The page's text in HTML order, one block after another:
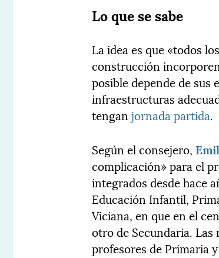
Lo que se sabe
La idea es que «todos
construcción
posible depende de sus
infraestructuras
tenganjornada partida.
Según el consejero,
complicación» para el
integrados desde hace
Educación Infantil,
Viciana, en que en el
otro de Secundaria.
profesores de Primaria